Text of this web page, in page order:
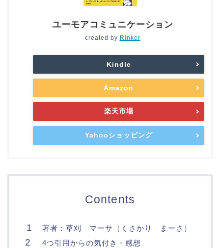
ユーモアコミュニケーション
created by Rinker
Kindle
Amazon
楽天市場
Yahooショッピング
Contents
著者：草刈 マーサ（くさかり まーさ）
4つ引用からの気付き・感想